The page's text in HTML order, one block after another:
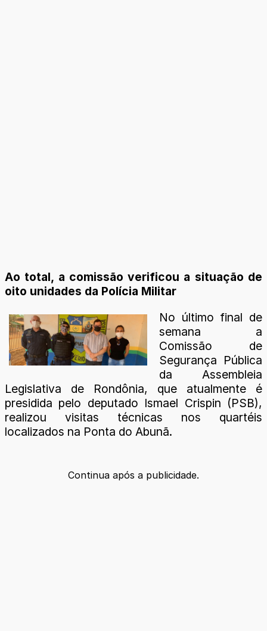
Ao total, a comissão verificou a situação de
oito unidades da Polícia Militar
No último final de
semana a
Comissão de
Segurança Pública
da Assembleia
Legislativa de Rondônia, que atualmente é
presidida pelo deputado Ismael Crispin (PSB),
realizou visitas técnicas nos quartéis
localizados na Ponta do Abunã.
Continua após a publicidade.